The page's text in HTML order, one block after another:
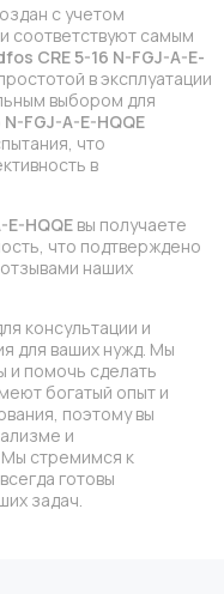
с учетом
соответствуют самым
CRE 5-16 N-FGJ-A-E-
в эксплуатации
выбором для
FGJ-A-E-HQQE
что
в
HQQE вы получаете
что подтверждено
наших
консультации и
для ваших нужд. Мы
и помочь сделать
богатый опыт и
поэтому вы
и
стремимся к
готовы
задач.